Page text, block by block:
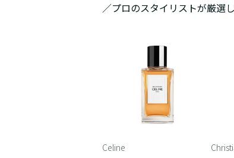
／プロのスタイリストが厳選
Celine